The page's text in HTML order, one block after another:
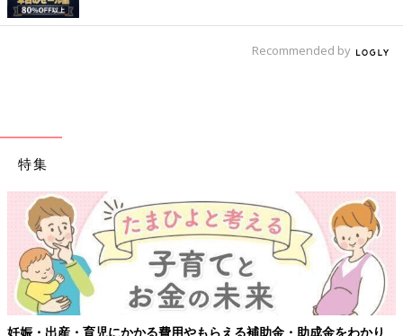
Recommended by
特集
【ワクチン接種できるものも】妊婦の感染症対策、知っておいて！